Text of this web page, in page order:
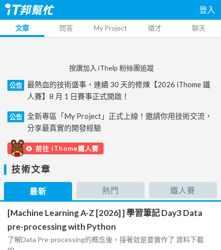
登入
文章 問答 My Project 徵才 聊天
按讚加入 iThelp 粉絲團追蹤
公告
最熱血的技術盛事，連續 30 天的修煉【2026 iThome 鐵
人賽】8 月 1 日賽事正式開啟！
公告
全新專區「My Project」正式上線！邀請你用技術交流，
分享最真實的開發經驗
前往 iThome鐵人賽
技術文章
最新 熱門 鐵人賽
[Machine Learning A-Z [2026] ] 學習筆記 Day3 Data
pre-processing with Python
了解Data Pre-processing的概念後，接著就是要實作了 資料下載